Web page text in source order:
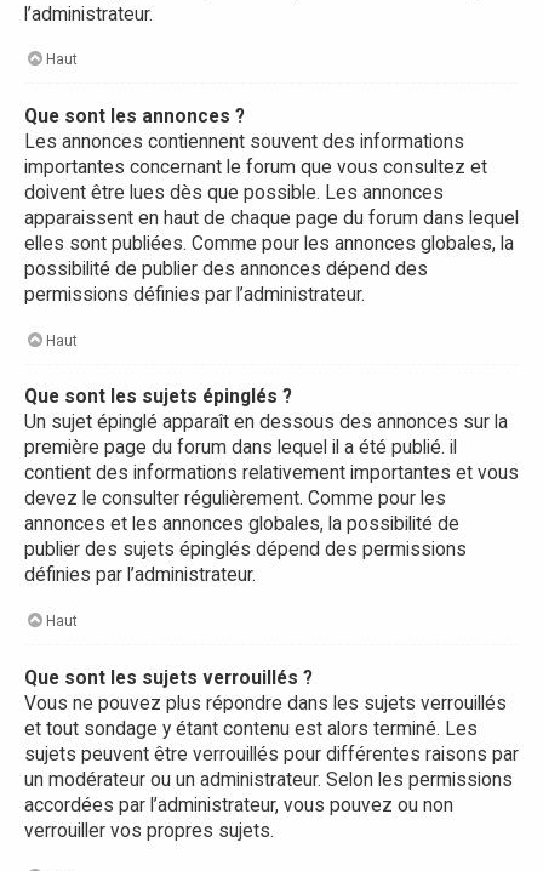
l’administrateur.
Haut
Que sont les annonces ?
Les annonces contiennent souvent des informations
importantes concernant le forum que vous consultez et
doivent être lues dès que possible. Les annonces
apparaissent en haut de chaque page du forum dans lequel
elles sont publiées. Comme pour les annonces globales, la
possibilité de publier des annonces dépend des
permissions définies par l’administrateur.
Haut
Que sont les sujets épinglés ?
Un sujet épinglé apparaît en dessous des annonces sur la
première page du forum dans lequel il a été publié. il
contient des informations relativement importantes et vous
devez le consulter régulièrement. Comme pour les
annonces et les annonces globales, la possibilité de
publier des sujets épinglés dépend des permissions
définies par l’administrateur.
Haut
Que sont les sujets verrouillés ?
Vous ne pouvez plus répondre dans les sujets verrouillés
et tout sondage y étant contenu est alors terminé. Les
sujets peuvent être verrouillés pour différentes raisons par
un modérateur ou un administrateur. Selon les permissions
accordées par l’administrateur, vous pouvez ou non
verrouiller vos propres sujets.